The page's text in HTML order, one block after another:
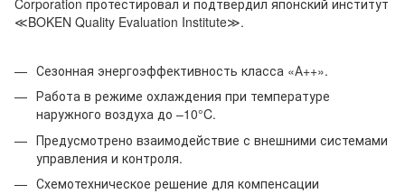
≪BOKEN Quality Evaluation Institute≫.
Сезонная энергоэффективность класса «А++».
Работа в режиме охлаждения при температуре
наружного воздуха до –10°C.
Предусмотрено взаимодействие с внешними системами
управления и контроля.
Схемотехническое решение для компенсации